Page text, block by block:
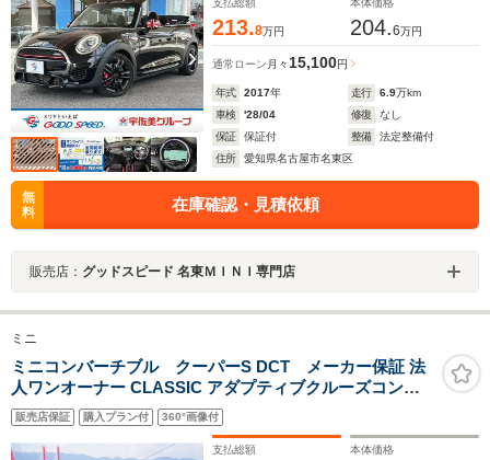
支払総額
213.8万円
本体価格
204.6万円
通常ローン 月々 15,100円
年式 2017年 走行 6.9万km
車検
'28/04 修復
なし
保証
保証付 整備
法定整備付
住所
愛知県名古屋市名東区
無
料
在庫確認・見積依頼
販売店： グッドスピード 名東ＭＩＮＩ専門店
ミニ
ミニコンバーチブル クーパーS DCT メーカー保証 法
人ワンオーナー CLASSIC アダプティブクルーズコント
ロール 前席シートヒーター 純正17インチアルミホイール
インテリジェントセーフティ(衝突警告ブレーキ/歩行者警
告ブレーキ/車線逸脱警告)
販売店保証 購入プラン付 360°画像付
支払総額 本体価格